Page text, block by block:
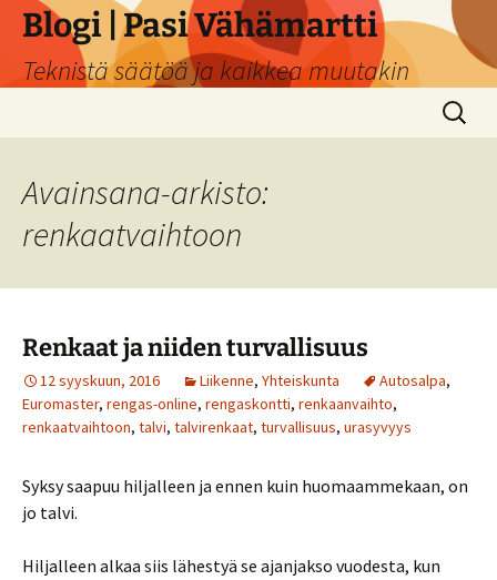
Siirry
sisältöön
Blogi | Pasi Vähämartti
Teknistä säätöä ja kaikkea muutakin
Haku:
Avainsana-arkisto:
renkaatvaihtoon
Renkaat ja niiden turvallisuus
12 syyskuun, 2016 Liikenne, Yhteiskunta Autosalpa,
Euromaster, rengas-online, rengaskontti, renkaanvaihto,
renkaatvaihtoon, talvi, talvirenkaat, turvallisuus, urasyvyys
Syksy saapuu hiljalleen ja ennen kuin huomaammekaan, on
jo talvi.
Hiljalleen alkaa siis lähestyä se ajanjakso vuodesta, kun